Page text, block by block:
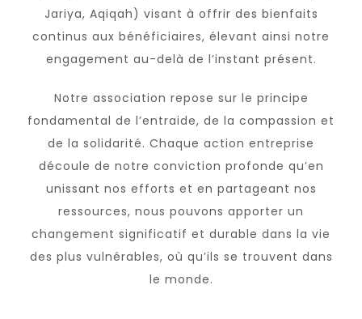
Jariya, Aqiqah) visant à offrir des bienfaits
continus aux bénéficiaires, élevant ainsi notre
engagement au-delà de l’instant présent.
Notre association repose sur le principe
fondamental de l’entraide, de la compassion et
de la solidarité. Chaque action entreprise
découle de notre conviction profonde qu’en
unissant nos efforts et en partageant nos
ressources, nous pouvons apporter un
changement significatif et durable dans la vie
des plus vulnérables, où qu’ils se trouvent dans
le monde.